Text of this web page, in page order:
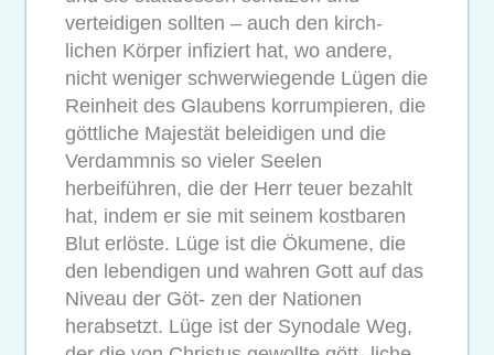
verteidigen sollten – auch den kirch-
lichen Körper infiziert hat, wo andere,
nicht weniger schwerwiegende Lügen die
Reinheit des Glaubens korrumpieren, die
göttliche Majestät beleidigen und die
Verdammnis so vieler Seelen
herbeiführen, die der Herr teuer bezahlt
hat, indem er sie mit seinem kostbaren
Blut erlöste. Lüge ist die Ökumene, die
den lebendigen und wahren Gott auf das
Niveau der Göt- zen der Nationen
herabsetzt. Lüge ist der Synodale Weg,